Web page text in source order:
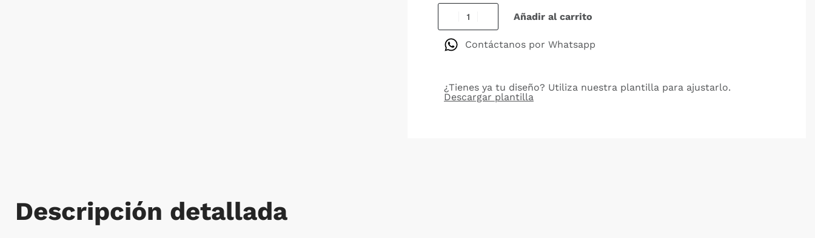
Añadir al carrito
Contáctanos por Whatsapp
¿Tienes ya tu diseño? Utiliza nuestra plantilla para ajustarlo.
Descargar plantilla
Descripción detallada